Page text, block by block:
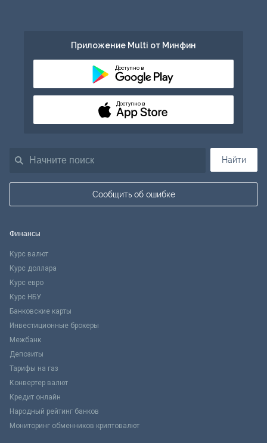
Найти
Сообщить об ошибке
Приложение Multi от Минфин
Доступно в
Доступно в
Финансы
Курс валют
Курс доллара
Курс евро
Курс НБУ
Банковские карты
Инвестиционные брокеры
Межбанк
Депозиты
Тарифы на газ
Конвертер валют
Кредит онлайн
Народный рейтинг банков
Мониторинг обменников криптовалют